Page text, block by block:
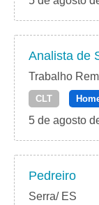
Analista de
Trabalho
CLT
5 de agosto
Pedreiro
Serra/ ES